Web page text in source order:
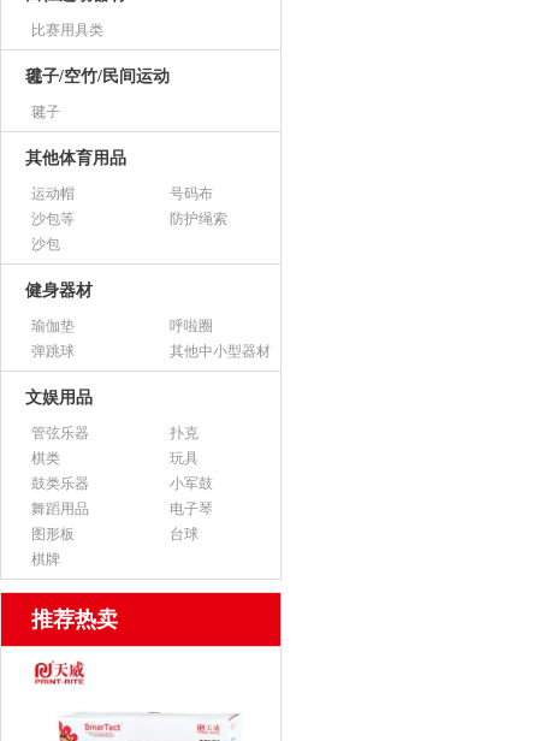
比赛用具类
毽子/空竹/民间运动
毽子
其他体育用品
运动帽
号码布
沙包等
防护绳索
沙包
健身器材
瑜伽垫
呼啦圈
弹跳球
其他中小型器材
文娱用品
管弦乐器
扑克
棋类
玩具
鼓类乐器
小军鼓
舞蹈用品
电子琴
图形板
台球
棋牌
推荐热卖